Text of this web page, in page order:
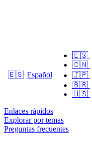
🇪🇸 Español
🇪🇸
🇨🇳
🇯🇵
🇧🇷
🇺🇸
Enlaces rápidos
Explorar por temas
Preguntas frecuentes